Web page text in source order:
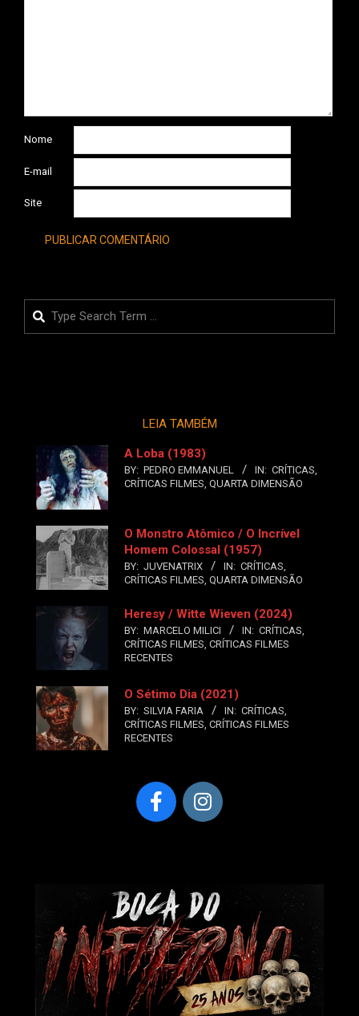
Nome
E-mail
Site
Search
LEIA TAMBÉM
A Loba (1983)
BY: PEDRO EMMANUEL IN: CRÍTICAS
CRÍTICAS FILMES QUARTA DIMENSÃO
O Monstro Atômico / O Incrível
Homem Colossal (1957)
BY: JUVENATRIX IN: CRÍTICAS
CRÍTICAS FILMES QUARTA DIMENSÃO
Heresy / Witte Wieven (2024)
BY: MARCELO MILICI IN: CRÍTICAS
CRÍTICAS FILMES CRÍTICAS FILMES
RECENTES
O Sétimo Dia (2021)
BY: SILVIA FARIA IN: CRÍTICAS
CRÍTICAS FILMES CRÍTICAS FILMES
RECENTES